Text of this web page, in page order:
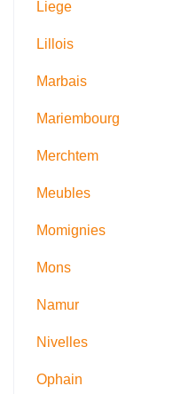
Liege
Lillois
Marbais
Mariembourg
Merchtem
Meubles
Momignies
Mons
Namur
Nivelles
Ophain